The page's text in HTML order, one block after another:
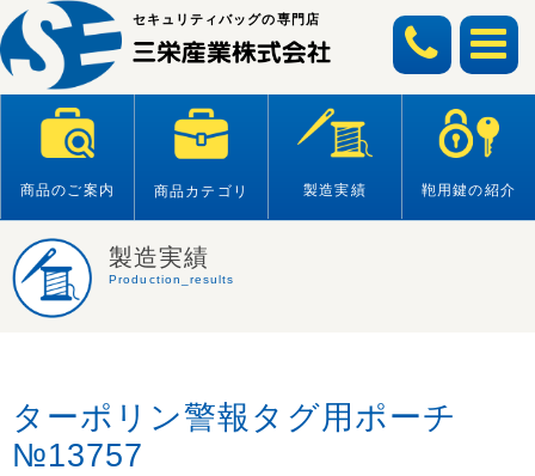
Skip
to
content
セキュリティバッグの専門店
商品のご案内 商品カテゴリ 製造実績 鞄用鍵の紹介
製造実績
Production_results
ターポリン警報タグ用ポーチ
№13757